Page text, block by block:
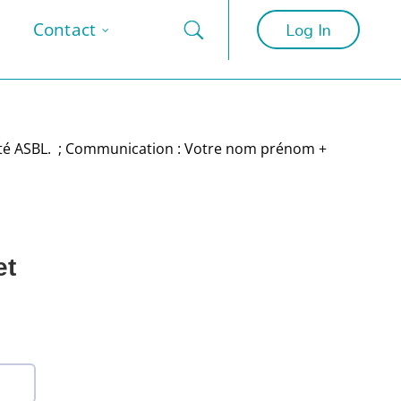
Log In
Contact
ASBL. ; Communication : Votre nom prénom +